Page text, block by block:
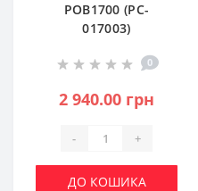
POB1700 (PC-
017003)
0
2 940.00 грн
- +
ДО КОШИКА